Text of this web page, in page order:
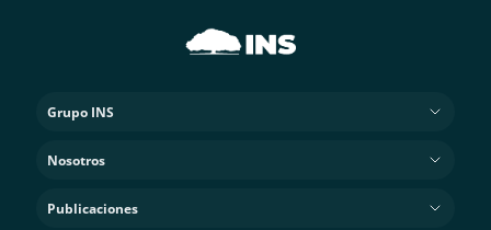
Grupo INS
Nosotros
Publicaciones